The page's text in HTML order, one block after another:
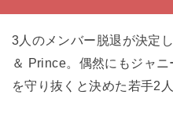
3人のメンバー脱退が決定
＆ Prince。偶然にもジャ
を守り抜くと決めた若手2